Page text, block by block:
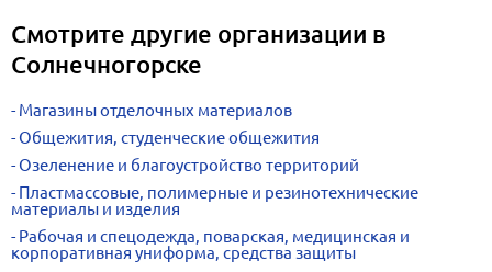
Смотрите другие организации в
Солнечногорске
Магазины отделочных материалов
Общежития, студенческие общежития
Озеленение и благоустройство территорий
Пластмассовые, полимерные и резинотехнические
материалы и изделия
Рабочая и спецодежда, поварская, медицинская и
корпоративная униформа, средства защиты